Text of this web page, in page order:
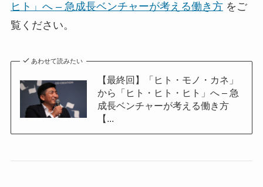
ヒト」へ – 急成長ベンチャーが考える働き方をご
覧ください。
あわせて読みたい
【最終回】「ヒト・モノ・カネ」
から「ヒト・ヒト・ヒト」へ – 急
成長ベンチャーが考える働き方
【...